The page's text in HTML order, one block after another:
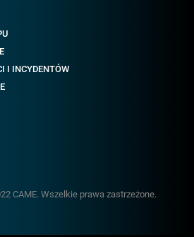
CAME. Wszelkie prawa zastrzeżone.
I INCYDENTÓW